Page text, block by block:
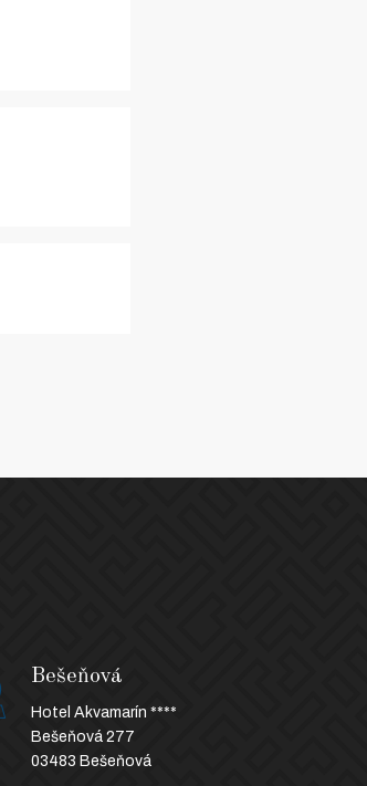
Bešeňová
Hotel Akvamarín ****
Bešeňová 277
03483 Bešeňová